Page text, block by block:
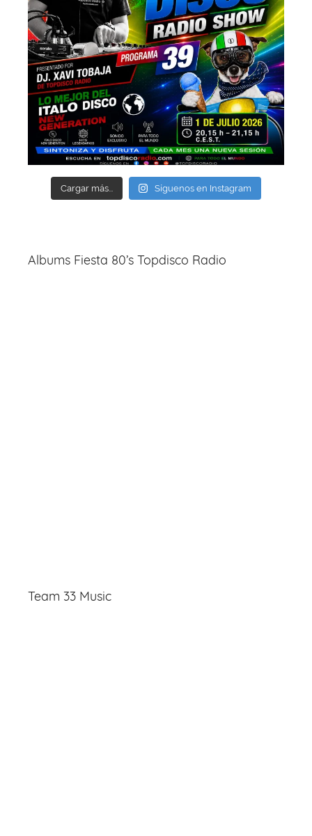
Cargar más... Síguenos en Instagram
Albums Fiesta 80’s Topdisco Radio
Team 33 Music